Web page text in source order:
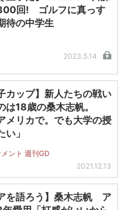
回! ゴルフに真っす
待の中学生
2023.5.14
カップ】新人たちの戦い
は18歳の桑木志帆。
メリカで。でも大学の授
」
ント 週刊GD
2021.12.13
を語ろう】桑木志帆 ア